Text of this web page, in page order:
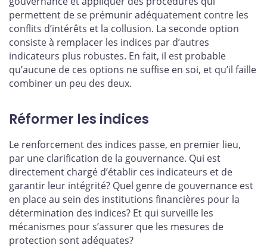
permettent de se prémunir adéquatement contre les
conflits d’intérêts et la collusion. La seconde option
consiste à remplacer les indices par d’autres
indicateurs plus robustes. En fait, il est probable
qu’aucune de ces options ne suffise en soi, et qu’il faille
combiner un peu des deux.
Réformer les indices
Le renforcement des indices passe, en premier lieu,
par une clarification de la gouvernance. Qui est
directement chargé d’établir ces indicateurs et de
garantir leur intégrité? Quel genre de gouvernance est
en place au sein des institutions financières pour la
détermination des indices? Et qui surveille les
mécanismes pour s’assurer que les mesures de
protection sont adéquates?